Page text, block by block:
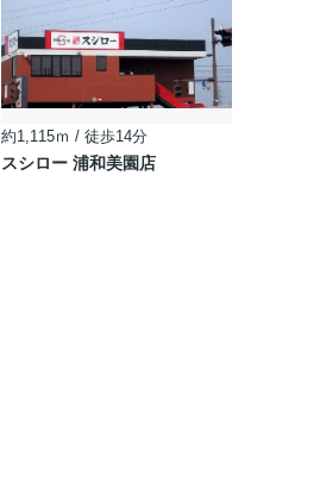
約1,115ｍ / 徒歩14分
スシロー 浦和美園店